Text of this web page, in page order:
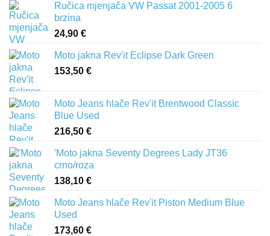
Ručica mjenjača VW Passat 2001-2005 6
brzina
24,90 €
Moto jakna Rev'it Eclipse Dark Green
153,50 €
Moto Jeans hlače Rev'it Brentwood Classic
Blue Used
216,50 €
'Moto jakna Seventy Degrees Lady JT36
crno/roza
138,10 €
Moto Jeans hlače Rev'it Piston Medium Blue
Used
173,60 €